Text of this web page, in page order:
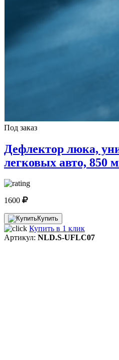
Под заказ
Дефлектор люка,
легковых авто, 850
1600
Купить
Купить в 1 клик
Артикул: NLD.S-UFLC07